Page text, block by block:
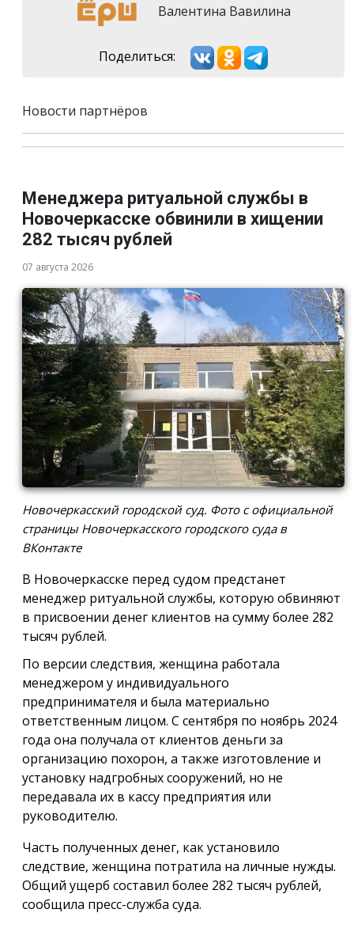
Валентина Вавилина
Поделиться:
Новости партнёров
Менеджера ритуальной службы в
Новочеркасске обвинили в хищении
282 тысяч рублей
07 августа 2026
Новочеркасский городской суд. Фото с официальной
страницы Новочеркасского городского суда в
ВКонтакте
В Новочеркасске перед судом предстанет
менеджер ритуальной службы, которую обвиняют
в присвоении денег клиентов на сумму более 282
тысяч рублей.
По версии следствия, женщина работала
менеджером у индивидуального
предпринимателя и была материально
ответственным лицом. С сентября по ноябрь 2024
года она получала от клиентов деньги за
организацию похорон, а также изготовление и
установку надгробных сооружений, но не
передавала их в кассу предприятия или
руководителю.
Часть полученных денег, как установило
следствие, женщина потратила на личные нужды.
Общий ущерб составил более 282 тысяч рублей,
сообщила пресс-служба суда.